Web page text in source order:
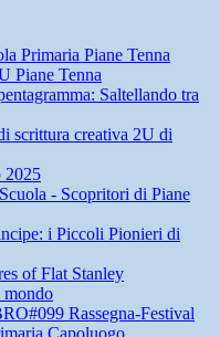
Primaria Piane Tenna
Piane Tenna
Saltellando tra
scrittura creativa 2U di
2025
- Scopritori di Piane
i Piccoli Pionieri di
of Flat Stanley
mondo
Rassegna-Festival